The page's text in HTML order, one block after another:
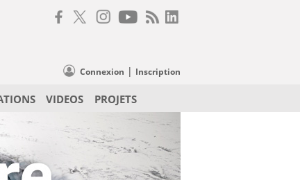
Connexion | Inscription
VIDEOS PROJETS